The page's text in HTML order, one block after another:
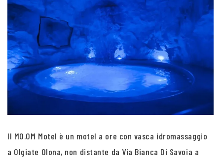
Il MO.OM Motel è un motel a ore con vasca idromassaggio
a Olgiate Olona, non distante da Via Bianca Di Savoia a